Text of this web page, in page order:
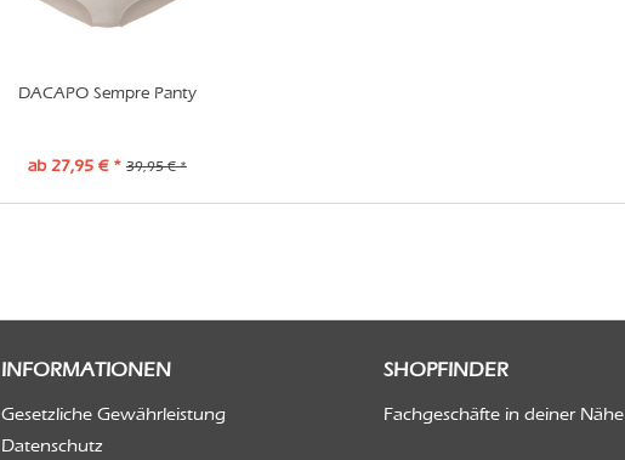
DACAPO Sempre Panty
ab 27,95 € * 39,95 € *
INFORMATIONEN
Gesetzliche Gewährleistung
Datenschutz
SHOPFINDER
Fachgeschäfte in deiner Nähe